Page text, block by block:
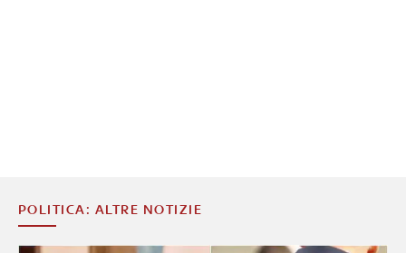
POLITICA: ALTRE NOTIZIE